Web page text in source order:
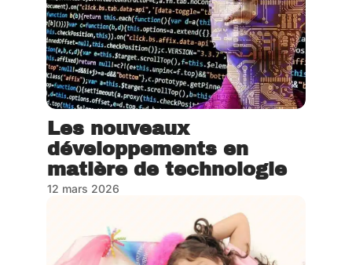
Les nouveaux
développements en
matière de technologie
12 mars 2026